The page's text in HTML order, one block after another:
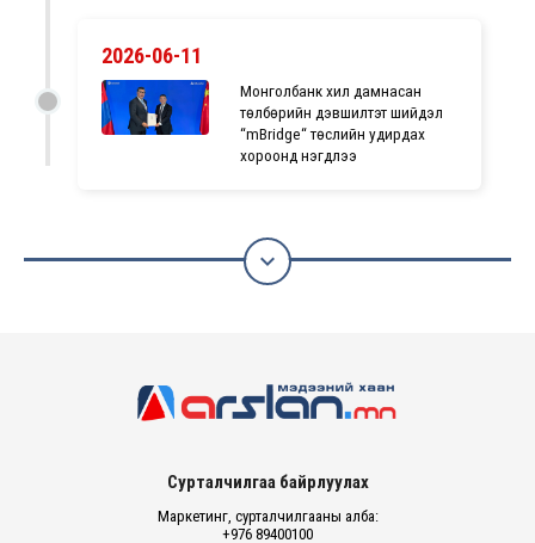
2026-06-11
Монголбанк хил дамнасан
төлбөрийн дэвшилтэт шийдэл
“mBridge“ төслийн удирдах
хороонд нэгдлээ

Сурталчилгаа байрлуулах
Маркетинг, сурталчилгааны алба:
+976 89400100